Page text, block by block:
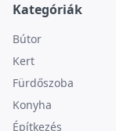
Kategóriák
Bútor
Kert
Fürdőszoba
Konyha
Építkezés